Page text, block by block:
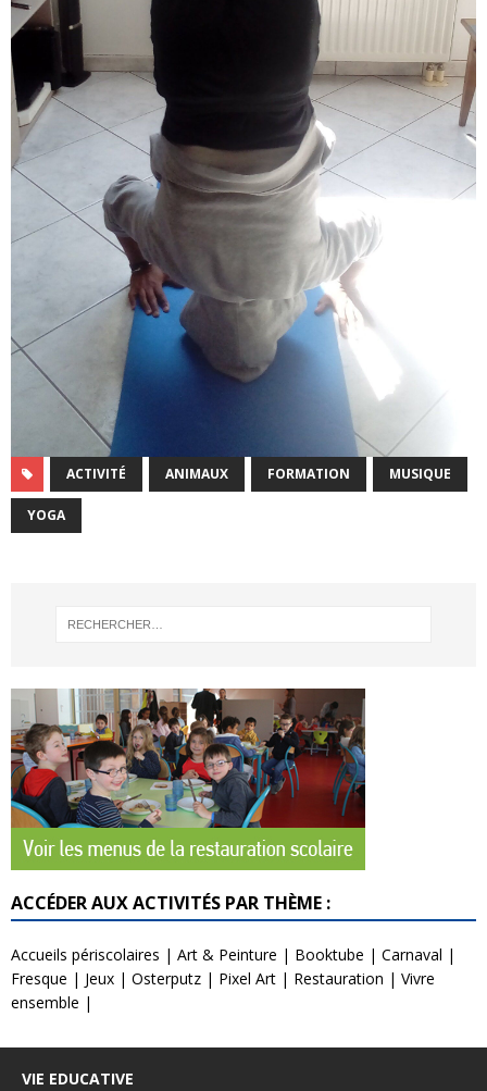
ACTIVITÉ ANIMAUX FORMATION MUSIQUE
YOGA
ACCÉDER AUX ACTIVITÉS PAR THÈME :
Accueils périscolaires | Art & Peinture | Booktube | Carnaval |
Fresque | Jeux | Osterputz | Pixel Art | Restauration | Vivre
ensemble |
VIE EDUCATIVE